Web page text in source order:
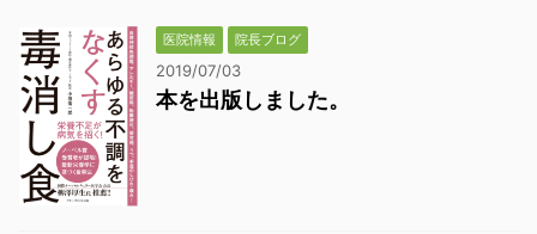
医院情報 院長ブログ
2019/07/03
本を出版しました。